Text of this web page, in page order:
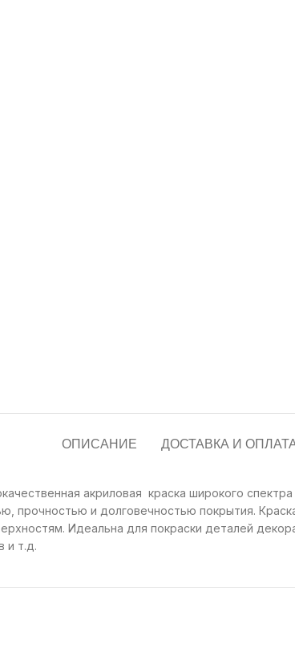
ОПИСАНИЕ ДОСТАВКА И
акриловая краска широкого
прочностью и долговечностью покрытия.
Идеальна для покраски деталей
и т.д.